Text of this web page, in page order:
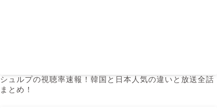
シュルプの視聴率速報！韓国と日本人気の違いと放送全話
まとめ！